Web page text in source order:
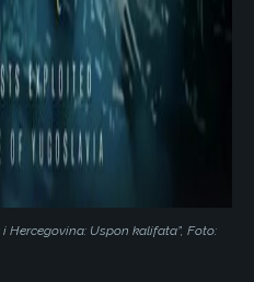
Hercegovina: Uspon kalifata”, Foto: